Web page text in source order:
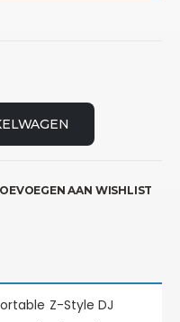
AAN WISHLIST
Z-Style DJ